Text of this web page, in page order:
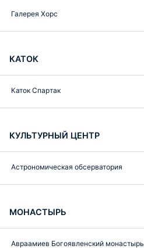
Галерея Хорс
КАТОК
Каток Спартак
КУЛЬТУРНЫЙ ЦЕНТР
Астрономическая обсерватория
МОНАСТЫРЬ
Авраамиев Богоявленский монастырь